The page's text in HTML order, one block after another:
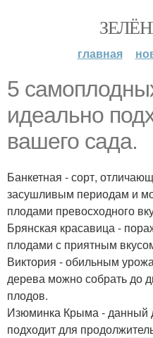
главная
5
идеально
вашего сада.
Банкетная - сорт,
засушливым периодам и
плодами превосходного
Брянская красавица -
плодами с приятным
Виктория - обильным
дерева можно собрать до
плодов.
Изюминка Крыма - данный
подходит для